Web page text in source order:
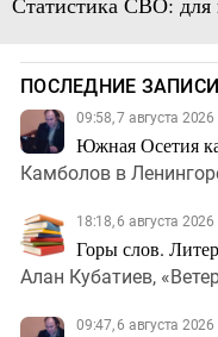
ПОСЛЕДНИЕ
09:58, 7 августа 2026
Южная Осетия
Камболов в
18:18, 6 августа 2026
Горы слов.
Алан Кубатиев,
09:47, 6 августа 2026